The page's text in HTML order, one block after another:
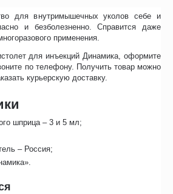
для внутримышечных уколов себе и
и безболезненно. Справится даже
применения.
для инъекций Динамика, оформите
по телефону. Получить товар можно
курьерскую доставку.
шприца – 3 и 5 мл;
– Россия;